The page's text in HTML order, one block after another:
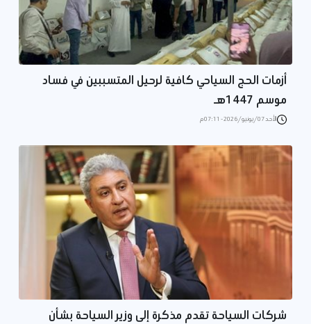
أزمات الحج السياحي كافية لرحيل المتسببين في فساد
موسم 1447هـ
الأحد 07/يونيو/2026 - 07:11 م
شركات السياحة تقدم مذكرة إلى وزير السياحة بشأن